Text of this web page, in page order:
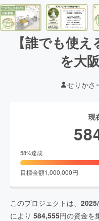
【誰でも使
を大
せりかさ
現
58%達成
目標金額1,000,000円
このプロジェクトは、
により 584,555円の資金を